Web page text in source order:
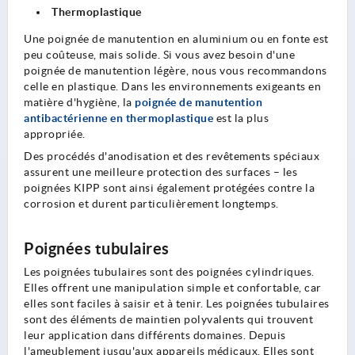
Thermoplastique
Une poignée de manutention en aluminium ou en fonte est
peu coûteuse, mais solide. Si vous avez besoin d'une
poignée de manutention légère, nous vous recommandons
celle en plastique. Dans les environnements exigeants en
matière d'hygiène, la poignée de manutention
antibactérienne en thermoplastique est la plus
appropriée.
Des procédés d'anodisation et des revêtements spéciaux
assurent une meilleure protection des surfaces – les
poignées KIPP sont ainsi également protégées contre la
corrosion et durent particulièrement longtemps.
Poignées tubulaires
Les poignées tubulaires sont des poignées cylindriques.
Elles offrent une manipulation simple et confortable, car
elles sont faciles à saisir et à tenir. Les poignées tubulaires
sont des éléments de maintien polyvalents qui trouvent
leur application dans différents domaines. Depuis
l'ameublement jusqu'aux appareils médicaux. Elles sont